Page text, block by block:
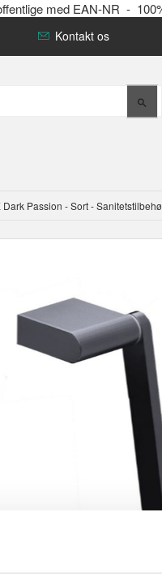
med EAN-NR -
Kontakt os
Dark Passion - Sort -